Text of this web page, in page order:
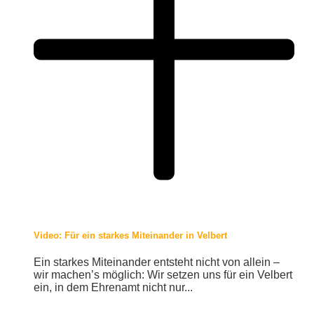
Video: Für ein starkes Miteinander in Velbert
Ein starkes Miteinander entsteht nicht von allein –
wir machen’s möglich: Wir setzen uns für ein Velbert
ein, in dem Ehrenamt nicht nur...